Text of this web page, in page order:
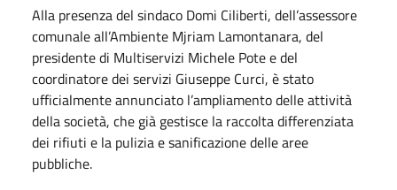
Alla presenza del sindaco Domi Ciliberti, dell’assessore
comunale all’Ambiente Mjriam Lamontanara, del
presidente di Multiservizi Michele Pote e del
coordinatore dei servizi Giuseppe Curci, è stato
ufficialmente annunciato l’ampliamento delle attività
della società, che già gestisce la raccolta differenziata
dei rifiuti e la pulizia e sanificazione delle aree
pubbliche.